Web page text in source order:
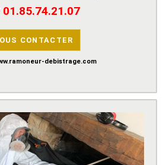
01.85.74.21.07
CONTACTER
debistrage.com